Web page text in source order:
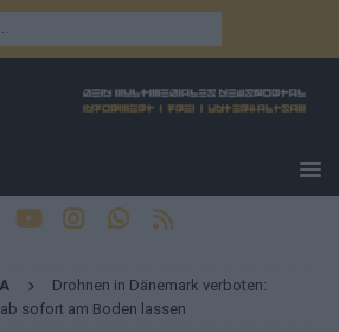
Drohnen in Dänemark verboten:
sofort am Boden lassen